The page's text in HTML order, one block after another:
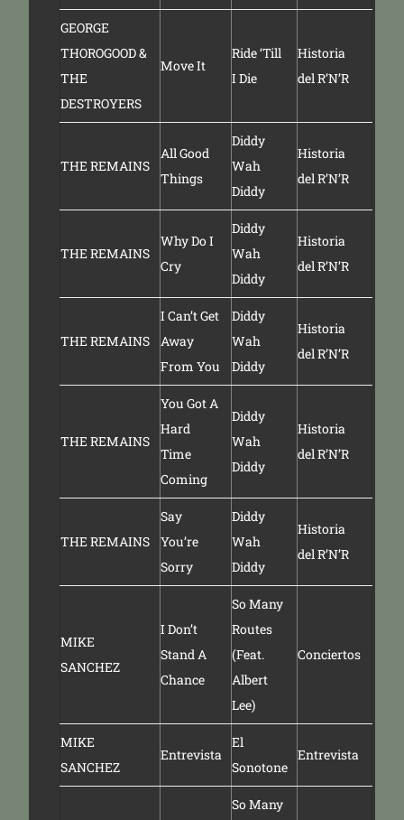
GEORGE
THOROGOOD &
THE
DESTROYERS
Move It
Ride ‘Till
I Die
Historia
del R’N’R
THE REMAINS
All Good
Things
Diddy
Wah
Diddy
Historia
del R’N’R
THE REMAINS
Why Do I
Cry
Diddy
Wah
Diddy
Historia
del R’N’R
THE REMAINS
I Can’t Get
Away
From You
Diddy
Wah
Diddy
Historia
del R’N’R
THE REMAINS
You Got A
Hard
Time
Coming
Diddy
Wah
Diddy
Historia
del R’N’R
THE REMAINS
Say
You’re
Sorry
Diddy
Wah
Diddy
Historia
del R’N’R
MIKE
SANCHEZ
I Don’t
Stand A
Chance
So Many
Routes
(Feat.
Albert
Lee)
Conciertos
MIKE
SANCHEZ
Entrevista
El
Sonotone
Entrevista
So Many